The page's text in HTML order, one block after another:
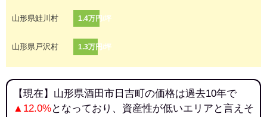
山形県鮭川村 1.4万円/坪
山形県戸沢村 1.3万円/坪
【現在】山形県酒田市日吉町の価格は過去10年で
▲12.0%となっており、資産性が低いエリアと言えそ